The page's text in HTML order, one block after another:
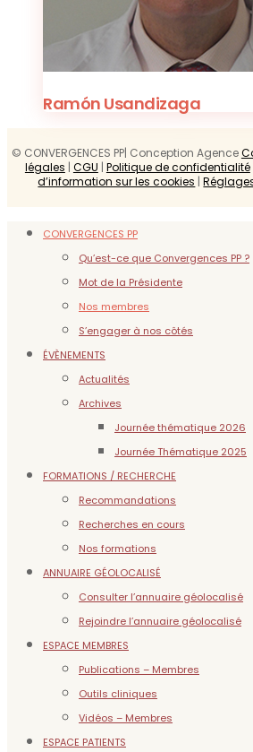
Ramón Usandizaga
© CONVERGENCES PP| Conception Agence
légales | CGU | Politique de confidentialité
d’information sur les cookies |
CONVERGENCES PP
Qu’est-ce que Convergences PP ?
Mot de la Présidente
Nos membres
S’engager à nos côtés
ÉVÈNEMENTS
Actualités
Archives
Journée thématique 2026
Journée Thématique 2025
FORMATIONS / RECHERCHE
Recommandations
Recherches en cours
Nos formations
ANNUAIRE GÉOLOCALISÉ
Consulter l’annuaire géolocalisé
Rejoindre l’annuaire géolocalisé
ESPACE MEMBRES
Publications – Membres
Outils cliniques
Vidéos – Membres
ESPACE PATIENTS